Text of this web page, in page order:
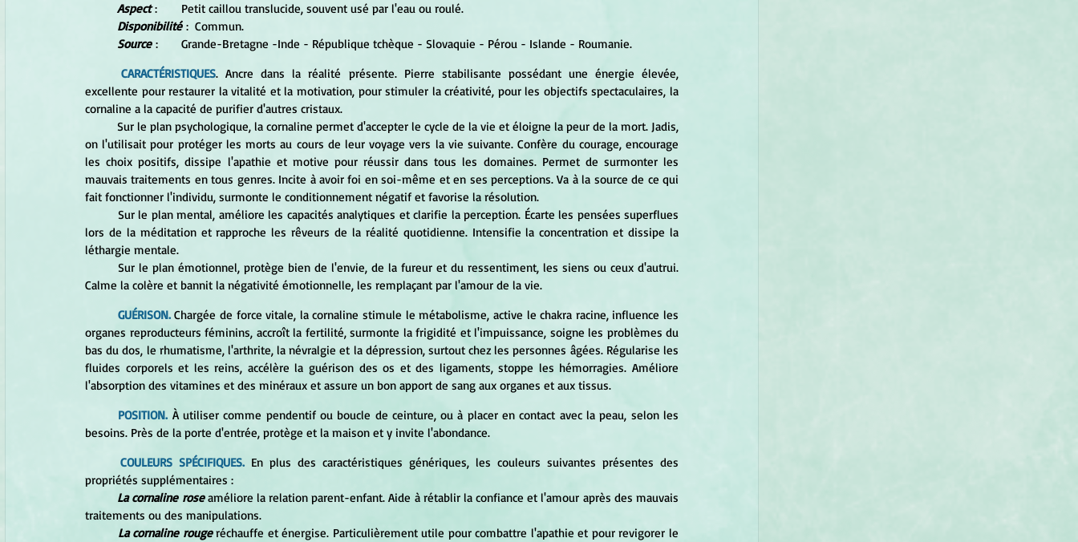
Aspect
: 	Petit caillou translucide, souvent usé par l'eau ou roulé.
Disponibilité :  Commun.
Source
:	Grande-Bretagne -Inde - République tchèque - Slovaquie - Pérou - Islande - Roumanie.
CARACTÉRISTIQUES. Ancre dans la réalité présente. Pierre stabilisante possédant une énergie élevée,
excellente pour restaurer la vitalité et la motivation, pour stimuler la créativité, pour les objectifs spectaculaires, la
cornaline a la capacité de purifier d'autres cristaux.
on l'utilisait pour protéger les morts au cours de leur voyage vers la vie suivante. Confère du courage, encourage
les choix positifs, dissipe l'apathie et motive pour réussir dans tous les domaines. Permet de surmonter les
mauvais traitements en tous genres. Incite à avoir foi en soi-même et en ses perceptions. Va à la source de ce qui
fait fonctionner l'individu, surmonte le conditionnement négatif et favorise la résolution.
lors de la méditation et rapproche les rêveurs de la réalité quotidienne. Intensifie la concentration et dissipe la
léthargie mentale.
Calme la colère et bannit la négativité émotionnelle, les remplaçant par l'amour de la vie.
GUÉRISON. Chargée de force vitale, la cornaline stimule le métabolisme, active le chakra racine, influence les
organes reproducteurs féminins, accroît la fertilité, surmonte la frigidité et l'impuissance, soigne les problèmes du
bas du dos, le rhumatisme, l'arthrite, la névralgie et la dépression, surtout chez les personnes âgées. Régularise les
fluides corporels et les reins, accélère la guérison des os et des ligaments, stoppe les hémorragies. Améliore
l'absorption des vitamines et des minéraux et assure un bon apport de sang aux organes et aux tissus.
POSITION. À utiliser comme pendentif ou boucle de ceinture, ou à placer en contact avec la peau, selon les
besoins. Près de la porte d'entrée, protège et la maison et y invite l'abondance.
COULEURS SPÉCIFIQUES. En plus des caractéristiques génériques, les couleurs suivantes présentes des
propriétés supplémentaires :
La cornaline rose améliore la relation parent-enfant. Aide à rétablir la confiance et l'amour après des mauvais
traitements ou des manipulations.
La cornaline rouge réchauffe et énergise. Particulièrement utile pour combattre l'apathie et pour revigorer le